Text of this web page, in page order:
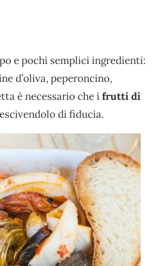
e pochi semplici ingredienti:
d’oliva, peperoncino,
è necessario che ifrutti di
di fiducia.